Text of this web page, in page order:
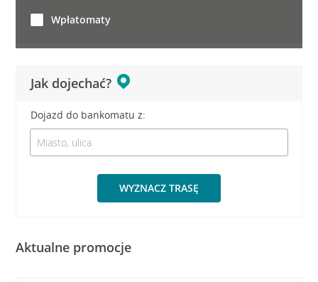
Jak dojechać?
Dojazd do bankomatu z:
WYZNACZ TRASĘ
Wpłatomaty
Aktualne promocje